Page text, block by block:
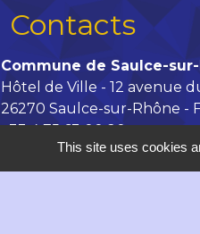
Contacts
Commune de Saulce-
Hôtel de Ville - 12 avenue
26270 Saulce-sur-Rhône -
+33 4 75 63 00 20
Contact par formulaire
This site uses cookies